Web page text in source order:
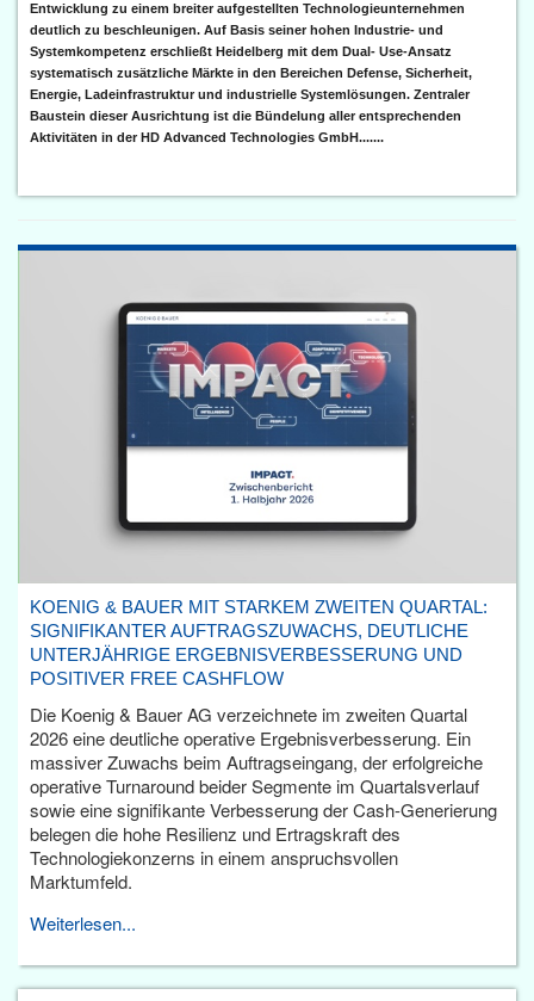
Entwicklung zu einem breiter aufgestellten Technologieunternehmen
deutlich zu beschleunigen. Auf Basis seiner hohen Industrie- und
Systemkompetenz erschließt Heidelberg mit dem Dual- Use-Ansatz
systematisch zusätzliche Märkte in den Bereichen Defense, Sicherheit,
Energie, Ladeinfrastruktur und industrielle Systemlösungen. Zentraler
Baustein dieser Ausrichtung ist die Bündelung aller entsprechenden
Aktivitäten in der HD Advanced Technologies GmbH.......
KOENIG & BAUER MIT STARKEM ZWEITEN QUARTAL:
SIGNIFIKANTER AUFTRAGSZUWACHS, DEUTLICHE
UNTERJÄHRIGE ERGEBNISVERBESSERUNG UND
POSITIVER FREE CASHFLOW
Die Koenig & Bauer AG verzeichnete im zweiten Quartal
2026 eine deutliche operative Ergebnisverbesserung. Ein
massiver Zuwachs beim Auftragseingang, der erfolgreiche
operative Turnaround beider Segmente im Quartalsverlauf
sowie eine signifikante Verbesserung der Cash-Generierung
belegen die hohe Resilienz und Ertragskraft des
Technologiekonzerns in einem anspruchsvollen
Marktumfeld.
Weiterlesen...